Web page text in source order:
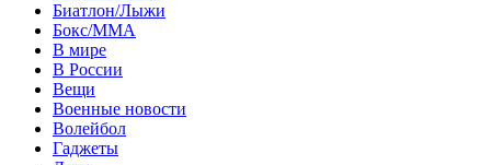
Биатлон/Лыжи
Бокс/MMA
В мире
В России
Вещи
Военные новости
Волейбол
Гаджеты